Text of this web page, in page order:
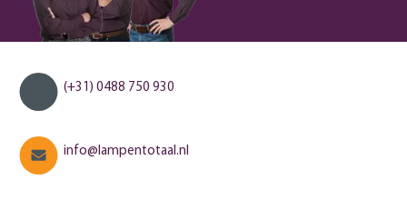
(+31) 0488 750 930
info@lampentotaal.nl